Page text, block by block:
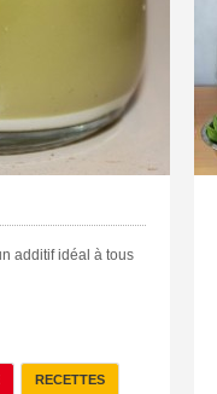
additif idéal à tous
RECETTES